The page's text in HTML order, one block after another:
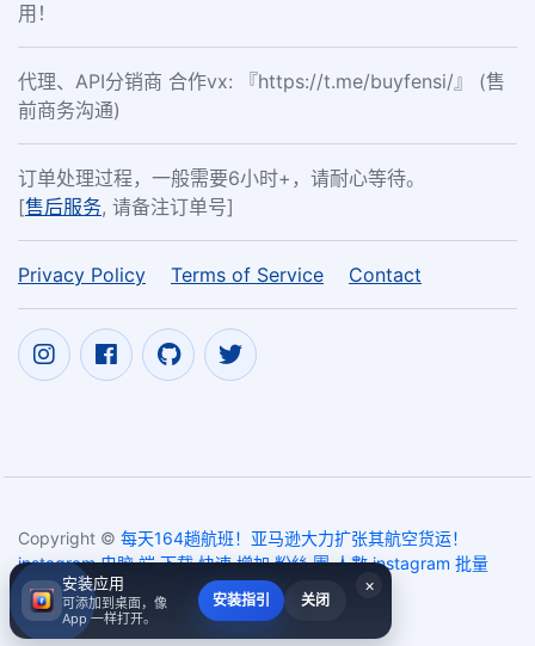
用！
代理、API分销商 合作vx: 『https://t.me/buyfensi/』 (售
前商务沟通)
订单处理过程，一般需要6小时+，请耐心等待。
[售后服务, 请备注订单号]
Privacy Policy Terms of Service Contact
Copyright © 每天164趟航班！亚马逊大力扩张其航空货运！
instagram 电脑 端 下载,快速 增加 粉絲 團 人數,instagram 批量
追蹤2017~2026 ×
安装应用
可添加到桌面，像
App 一样打开。
安装指引 关闭